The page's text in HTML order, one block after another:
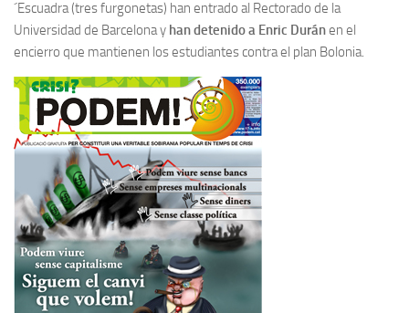
´Escuadra (tres furgonetas) han entrado al Rectorado de la
Universidad de Barcelona y han detenido a Enric Duránen el
encierro que mantienen los estudiantes contra el plan Bolonia.